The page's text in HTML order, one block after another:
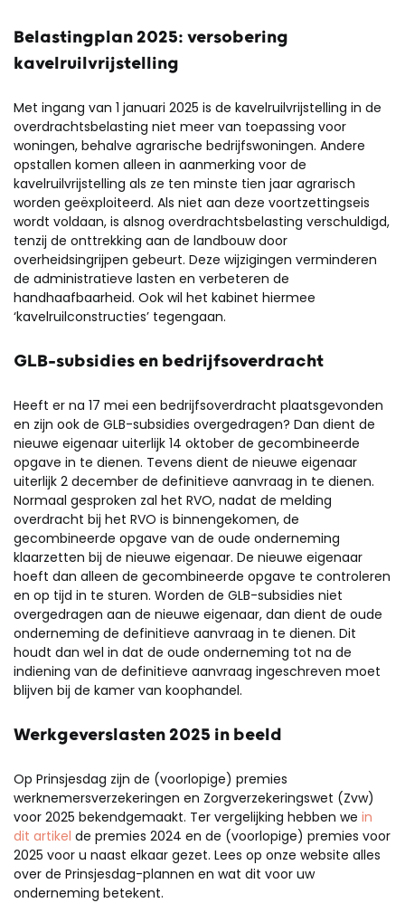
Belastingplan 2025: versobering
kavelruilvrijstelling
Met ingang van 1 januari 2025 is de kavelruilvrijstelling in de
overdrachtsbelasting niet meer van toepassing voor
woningen, behalve agrarische bedrijfswoningen. Andere
opstallen komen alleen in aanmerking voor de
kavelruilvrijstelling als ze ten minste tien jaar agrarisch
worden geëxploiteerd. Als niet aan deze voortzettingseis
wordt voldaan, is alsnog overdrachtsbelasting verschuldigd,
tenzij de onttrekking aan de landbouw door
overheidsingrijpen gebeurt. Deze wijzigingen verminderen
de administratieve lasten en verbeteren de
handhaafbaarheid. Ook wil het kabinet hiermee
‘kavelruilconstructies’ tegengaan.
GLB-subsidies en bedrijfsoverdracht
Heeft er na 17 mei een bedrijfsoverdracht plaatsgevonden
en zijn ook de GLB-subsidies overgedragen? Dan dient de
nieuwe eigenaar uiterlijk 14 oktober de gecombineerde
opgave in te dienen. Tevens dient de nieuwe eigenaar
uiterlijk 2 december de definitieve aanvraag in te dienen.
Normaal gesproken zal het RVO, nadat de melding
overdracht bij het RVO is binnengekomen, de
gecombineerde opgave van de oude onderneming
klaarzetten bij de nieuwe eigenaar. De nieuwe eigenaar
hoeft dan alleen de gecombineerde opgave te controleren
en op tijd in te sturen. Worden de GLB-subsidies niet
overgedragen aan de nieuwe eigenaar, dan dient de oude
onderneming de definitieve aanvraag in te dienen. Dit
houdt dan wel in dat de oude onderneming tot na de
indiening van de definitieve aanvraag ingeschreven moet
blijven bij de kamer van koophandel.
Werkgeverslasten 2025 in beeld
Op Prinsjesdag zijn de (voorlopige) premies
werknemersverzekeringen en Zorgverzekeringswet (Zvw)
voor 2025 bekendgemaakt. Ter vergelijking hebben we in
dit artikel de premies 2024 en de (voorlopige) premies voor
2025 voor u naast elkaar gezet. Lees op onze website alles
over de Prinsjesdag-plannen en wat dit voor uw
onderneming betekent.